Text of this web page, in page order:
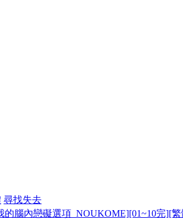
尋找失去
的腦內戀礙選項_NOUKOME][01~10完][繁